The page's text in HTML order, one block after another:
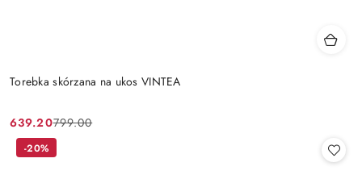
Torebka skórzana na ukos VINTEA
Cena
promocyjna:
639.20
Cena
przed
799.00
-20%